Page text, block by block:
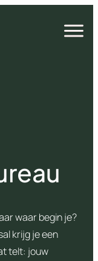
Open
waar begin je?
krijg je een
telt: jouw